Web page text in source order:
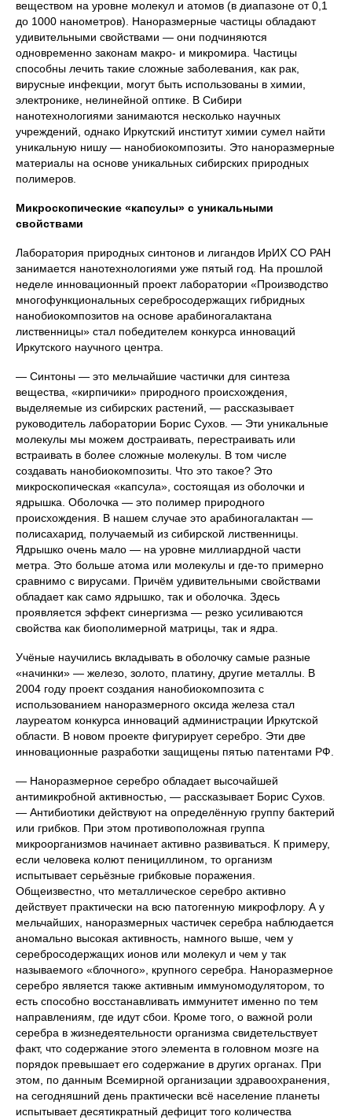
веществом на уровне молекул и атомов (в диапазоне от 0,1
до 1000 нанометров). Наноразмерные частицы обладают
удивительными свойствами — они подчиняются
одновременно законам макро- и микромира. Частицы
способны лечить такие сложные заболевания, как рак,
вирусные инфекции, могут быть использованы в химии,
электронике, нелинейной оптике. В Сибири
нанотехнологиями занимаются несколько научных
учреждений, однако Иркутский институт химии сумел найти
уникальную нишу — нанобиокомпозиты. Это наноразмерные
материалы на основе уникальных сибирских природных
полимеров.
Микроскопические «капсулы» с уникальными
свойствами
Лаборатория природных синтонов и лигандов ИрИХ СО РАН
занимается нанотехнологиями уже пятый год. На прошлой
неделе инновационный проект лаборатории «Производство
многофункциональных серебросодержащих гибридных
нанобиокомпозитов на основе арабиногалактана
лиственницы» стал победителем конкурса инноваций
Иркутского научного центра.
— Синтоны — это мельчайшие частички для синтеза
вещества, «кирпичики» природного происхождения,
выделяемые из сибирских растений, — рассказывает
руководитель лаборатории Борис Сухов. — Эти уникальные
молекулы мы можем достраивать, перестраивать или
встраивать в более сложные молекулы. В том числе
создавать нанобиокомпозиты. Что это такое? Это
микроскопическая «капсула», состоящая из оболочки и
ядрышка. Оболочка — это полимер природного
происхождения. В нашем случае это арабиногалактан —
полисахарид, получаемый из сибирской лиственницы.
Ядрышко очень мало — на уровне миллиардной части
метра. Это больше атома или молекулы и где-то примерно
сравнимо с вирусами. Причём удивительными свойствами
обладает как само ядрышко, так и оболочка. Здесь
проявляется эффект синергизма — резко усиливаются
свойства как биополимерной матрицы, так и ядра.
Учёные научились вкладывать в оболочку самые разные
«начинки» — железо, золото, платину, другие металлы. В
2004 году проект создания нанобиокомпозита с
использованием наноразмерного оксида железа стал
лауреатом конкурса инноваций администрации Иркутской
области. В новом проекте фигурирует серебро. Эти две
инновационные разработки защищены пятью патентами РФ.
— Наноразмерное серебро обладает высочайшей
антимикробной активностью, — рассказывает Борис Сухов.
— Антибиотики действуют на определённую группу бактерий
или грибков. При этом противоположная группа
микроорганизмов начинает активно развиваться. К примеру,
если человека колют пенициллином, то организм
испытывает серьёзные грибковые поражения.
Общеизвестно, что металлическое серебро активно
действует практически на всю патогенную микрофлору. А у
мельчайших, наноразмерных частичек серебра наблюдается
аномально высокая активность, намного выше, чем у
серебросодержащих ионов или молекул и чем у так
называемого «блочного», крупного серебра. Наноразмерное
серебро является также активным иммуномодулятором, то
есть способно восстанавливать иммунитет именно по тем
направлениям, где идут сбои. Кроме того, о важной роли
серебра в жизнедеятельности организма свидетельствует
факт, что содержание этого элемента в головном мозге на
порядок превышает его содержание в других органах. При
этом, по данным Всемирной организации здравоохранения,
на сегодняшний день практически всё население планеты
испытывает десятикратный дефицит того количества